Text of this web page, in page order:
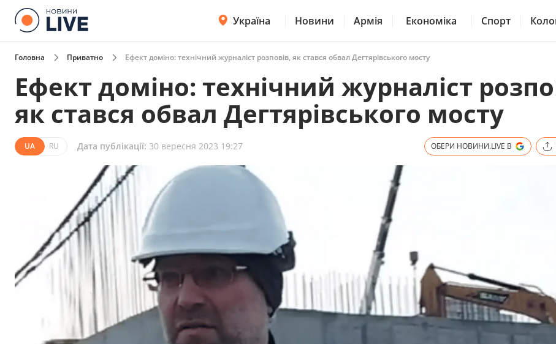
Україна Новини Армія Економіка Спорт
Головна Приватно Ефект доміно: технічний журналіст розповів, як стався обвал Дегтярівського мосту
Ефект доміно: технічний журналіст
як стався обвал Дегтярівського мосту
UA RU Дата публікації: 30 вересня 2023 19:27 ОБЕРИ НОВИНИ.LIVE В